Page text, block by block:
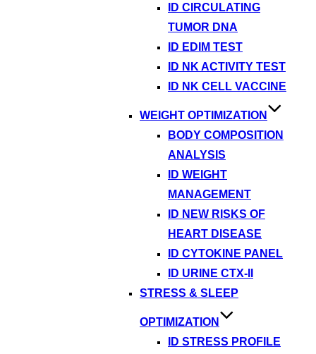
ID CIRCULATING
TUMOR DNA
ID EDIM TEST
ID NK ACTIVITY TEST
ID NK CELL VACCINE
WEIGHT OPTIMIZATION
BODY COMPOSITION
ANALYSIS
ID WEIGHT
MANAGEMENT
ID NEW RISKS OF
HEART DISEASE
ID CYTOKINE PANEL
ID URINE CTX-II
STRESS & SLEEP
OPTIMIZATION
ID STRESS PROFILE